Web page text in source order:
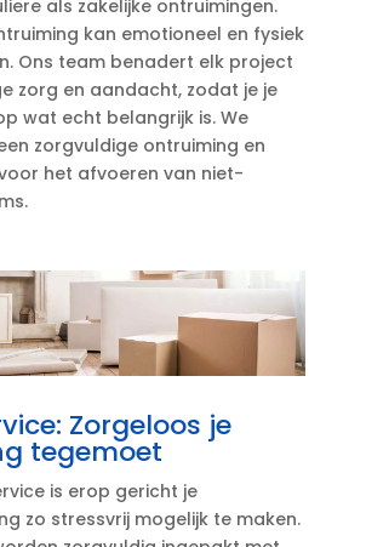
als zakelijke ontruimingen.​
kan emotioneel en fysiek
Ons team benadert elk project
zorg en aandacht, zodat je je
wat echt belangrijk is.​ We
zorgvuldige ontruiming en
het afvoeren van niet-
Zorgeloos je
tegemoet
is erop gericht je
zo stressvrij mogelijk te maken.​